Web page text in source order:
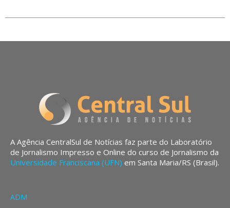
A Agência CentralSul de Notícias faz parte do Laboratório
de Jornalismo Impresso e Online do curso de Jornalismo da
Universidade Franciscana (UFN) em Santa Maria/RS (Brasil).
ADM